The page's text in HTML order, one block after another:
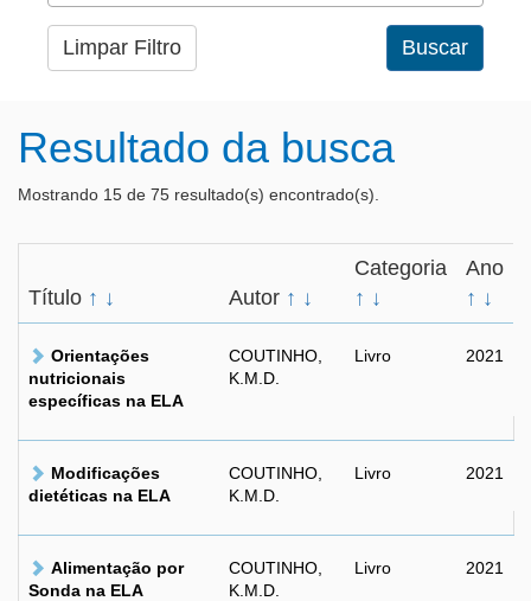
Limpar Filtro Buscar
Resultado da busca
Mostrando 15 de 75 resultado(s) encontrado(s).
Título ↑ ↓ Autor ↑ ↓
Categoria
↑ ↓
Ano
↑ ↓
Orientações
nutricionais
específicas na ELA
COUTINHO,
K.M.D.
Livro 2021
Modificações
dietéticas na ELA
COUTINHO,
K.M.D.
Livro 2021
Alimentação por
Sonda na ELA
COUTINHO,
K.M.D.
Livro 2021